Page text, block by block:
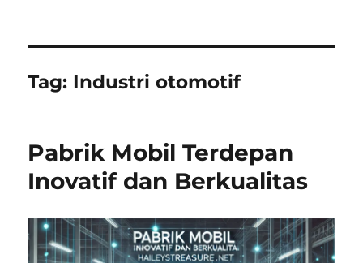
Tag: Industri otomotif
Pabrik Mobil Terdepan
Inovatif dan Berkualitas